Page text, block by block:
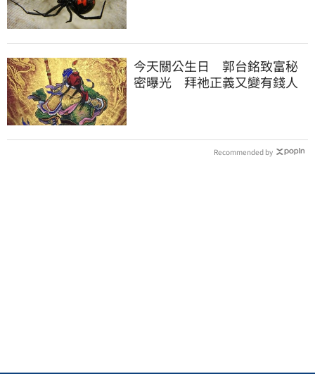
今天關公生日 郭台銘致富秘
密曝光 拜祂正義又變有錢人
Recommended by